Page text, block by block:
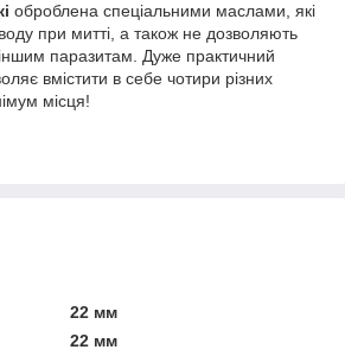
оброблена спеціальними маслами, які
при митті, а також не дозволяють
паразитам. Дуже практичний
вмістити в себе чотири різних
місця!
22 мм
22 мм